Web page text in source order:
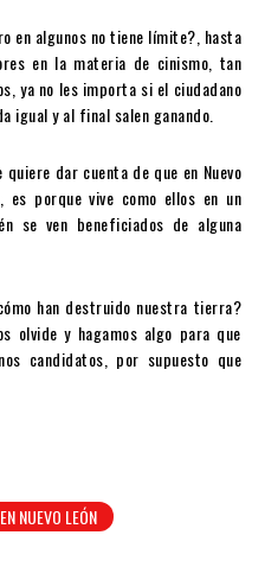
en algunos no tiene límite?, hasta
en la materia de cinismo, tan
ya no les importa si el ciudadano
igual y al final salen ganando.
dar cuenta de que en Nuevo
es porque vive como ellos en un
se ven beneficiados de alguna
han destruido nuestra tierra?
olvide y hagamos algo para que
candidatos, por supuesto que
NUEVO LEÓN